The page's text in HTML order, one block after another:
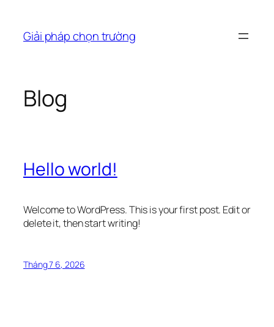
phầnGiải pháp chọn trường
Blog
Hello world!
Welcome to WordPress. This is your first post. Edit or
delete it, then start writing!
Tháng 7 6, 2026